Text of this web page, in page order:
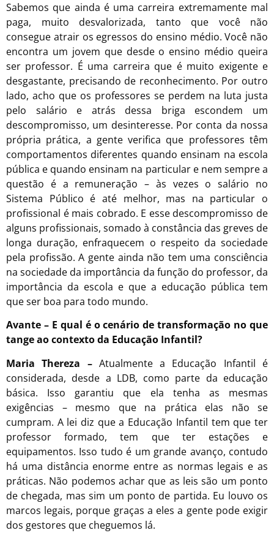
Sabemos que ainda é uma carreira extremamente mal
paga, muito desvalorizada, tanto que você não
consegue atrair os egressos do ensino médio. Você não
encontra um jovem que desde o ensino médio queira
ser professor. É uma carreira que é muito exigente e
desgastante, precisando de reconhecimento. Por outro
lado, acho que os professores se perdem na luta justa
pelo salário e atrás dessa briga escondem um
descompromisso, um desinteresse. Por conta da nossa
própria prática, a gente verifica que professores têm
comportamentos diferentes quando ensinam na escola
pública e quando ensinam na particular e nem sempre a
questão é a remuneração – às vezes o salário no
Sistema Público é até melhor, mas na particular o
profissional é mais cobrado. E esse descompromisso de
alguns profissionais, somado à constância das greves de
longa duração, enfraquecem o respeito da sociedade
pela profissão. A gente ainda não tem uma consciência
na sociedade da importância da função do professor, da
importância da escola e que a educação pública tem
que ser boa para todo mundo.
Avante – E qual é o cenário de transformação no que
tange ao contexto da Educação Infantil?
Maria Thereza – Atualmente a Educação Infantil é
considerada, desde a LDB, como parte da educação
básica. Isso garantiu que ela tenha as mesmas
exigências – mesmo que na prática elas não se
cumpram. A lei diz que a Educação Infantil tem que ter
professor formado, tem que ter estações e
equipamentos. Isso tudo é um grande avanço, contudo
há uma distância enorme entre as normas legais e as
práticas. Não podemos achar que as leis são um ponto
de chegada, mas sim um ponto de partida. Eu louvo os
marcos legais, porque graças a eles a gente pode exigir
dos gestores que cheguemos lá.